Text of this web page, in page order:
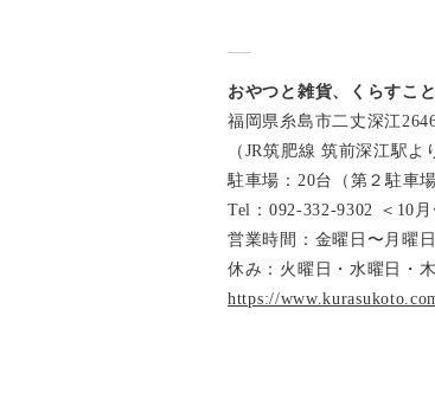
おやつと雑貨、くらすこと
福岡県糸島市二丈深江
（JR筑肥線 筑前深江駅よ
駐車場：20台（第２駐車
Tel：092-332-9302 ＜10
営業時間：金曜日〜月曜
休み：火曜日・水曜日・
https://